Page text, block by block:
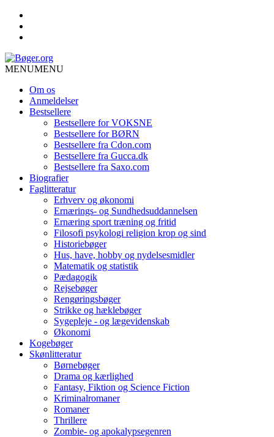
MENUMENU
Om os
Anmeldelser
Bestsellere
Bestsellere for VOKSNE
Bestsellere for BØRN
Bestsellere fra Cdon.com
Bestsellere fra Gucca.dk
Bestsellere fra Saxo.com
Biografier
Faglitteratur
Erhverv og økonomi
Ernærings- og Sundhedsuddannelsen
Ernæring sport træning og fritid
Filosofi psykologi religion krop og sind
Historiebøger
Hus, have, hobby og nydelsesmidler
Matematik og statistik
Pædagogik
Rejsebøger
Rengøringsbøger
Strikke og hæklebøger
Sygepleje - og lægevidenskab
Økonomi
Kogebøger
Skønlitteratur
Børnebøger
Drama og kærlighed
Fantasy, Fiktion og Science Fiction
Kriminalromaner
Romaner
Thrillere
Zombie- og apokalypsegenren